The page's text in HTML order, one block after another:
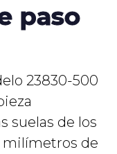
paso
23830-500
suelas de los
milímetros de